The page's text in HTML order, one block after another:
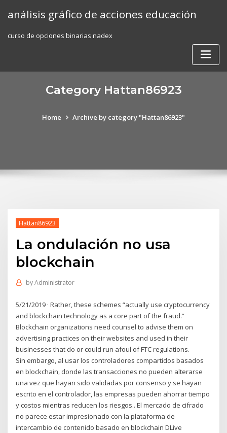
análisis gráfico de acciones educación
curso de opciones binarias nadex
Category Hattan86923
Home Archive by category "Hattan86923"
Hattan86923
La ondulación no usa
blockchain
byAdministrator
5/21/2019 · Rather, these schemes “actually use cryptocurrency
and blockchain technology as a core part of the fraud.”
Blockchain organizations need counsel to advise them on
advertising practices on their websites and used in their
businesses that do or could run afoul of FTC regulations.
Sin embargo, al usar los controladores compartidos basados
en blockchain, donde las transacciones no pueden alterarse
una vez que hayan sido validadas por consenso y se hayan
escrito en el controlador, las empresas pueden ahorrar tiempo
y costos mientras reducen los riesgos.. El mercado de cifrado
no parece estar impresionado con la plataforma de
intercambio de contenido basado en blockchain DLive